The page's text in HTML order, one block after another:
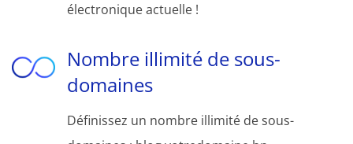
électronique actuelle !
Nombre illimité de sous-
domaines
Définissez un nombre illimité de sous-